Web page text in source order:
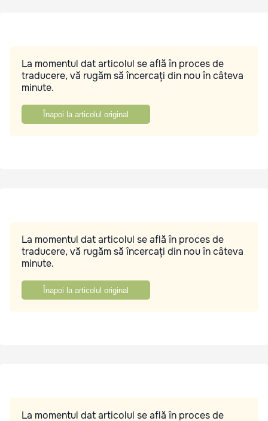
La momentul dat articolul se află în proces de
traducere, vă rugăm să încercați din nou în câteva
minute.
Înapoi la articolul original
La momentul dat articolul se află în proces de
traducere, vă rugăm să încercați din nou în câteva
minute.
Înapoi la articolul original
La momentul dat articolul se află în proces de